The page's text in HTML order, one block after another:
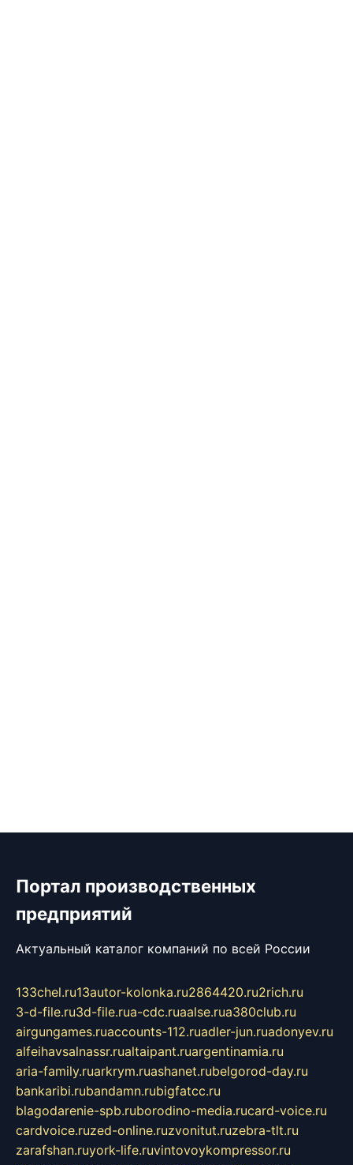
Портал производственных
предприятий
Актуальный каталог компаний по всей России
133chel.ru13autor-kolonka.ru2864420.ru2rich.ru
3-d-file.ru3d-file.rua-cdc.ruaalse.rua380club.ru
airgungames.ruaccounts-112.ruadler-jun.ruadonyev.ru
alfeihavsalnassr.rualtaipant.ruargentinamia.ru
aria-family.ruarkrym.ruashanet.rubelgorod-day.ru
bankaribi.rubandamn.rubigfatcc.ru
blagodarenie-spb.ruborodino-media.rucard-voice.ru
cardvoice.ruzed-online.ruzvonitut.ruzebra-tlt.ru
zarafshan.ruyork-life.ruvintovoykompressor.ru